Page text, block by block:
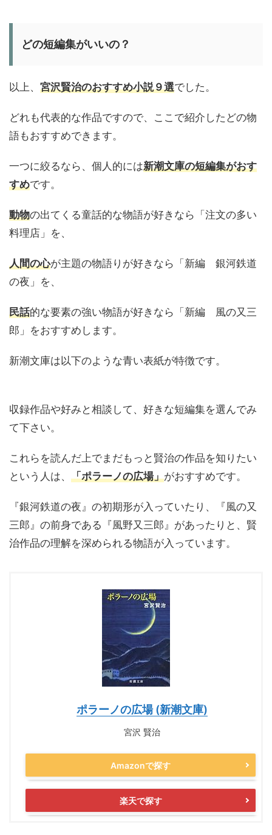
どの短編集がいいの？
以上、 宮沢賢治のおすすめ小説９選でした。
どれも代表的な作品ですので、ここで紹介したどの物
語もおすすめできます。
一つに絞るなら、個人的には新潮文庫の短編集がおす
すめです。
動物の出てくる童話的な物語が好きなら「注文の多い
料理店」を、
人間の心が主題の物語りが好きなら「新編 銀河鉄道
の夜」を、
民話的な要素の強い物語が好きなら「新編 風の又三
郎」をおすすめします。
新潮文庫は以下のような青い表紙が特徴です。
収録作品や好みと相談して、好きな短編集を選んでみ
て下さい。
これらを読んだ上でまだもっと賢治の作品を知りたい
という人は、 「ポラーノの広場」がおすすめです。
『銀河鉄道の夜』の初期形が入っていたり、『風の又
三郎』の前身である『風野又三郎』があったりと、賢
治作品の理解を深められる物語が入っています。
ポラーノの広場 (新潮文庫)
宮沢 賢治
Amazonで探す
楽天で探す